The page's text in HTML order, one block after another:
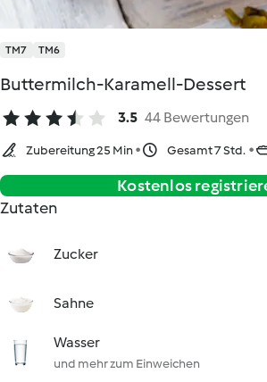
TM7 TM6
Buttermilch-Karamell-Dessert
3.5 44 Bewertungen
Zubereitung 25 Min Gesamt 7 Std.
Kostenlos
Zutaten
Zucker
Sahne
Wasser
und mehr zum Einweichen